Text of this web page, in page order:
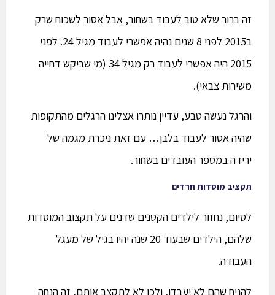
זה ברור שלא טוב לעבוד בשחור, אבל אסור לשכוח שרק
ב2015 לפני 8 שנים נהיה אפשרי לעבוד מגיל 24. לפני
2015 היה אפשרי לעבוד רק מגיל 34 (מי שביקש דחייה
משירות צבאי).
והרגל נעשה טבע, עדיין נותרו אצלינו הרגלים מהתקופות
שהיה אסור לעבוד בלבן… עם זאת ניכרת מגמה של
ירידה במספר העובדים בשחור.
תקציב מוסדות חרדים
לסיום, נחזור לילדים הקטנים שדנים על תקצוב המוסדות
שלהם, הילדים שבעוד 20 שנה יהיו בגיל של מעגל
העבודה.
להניח שהם לא יעבדו, ולכן לא לתקצב אותם, זה הנחה